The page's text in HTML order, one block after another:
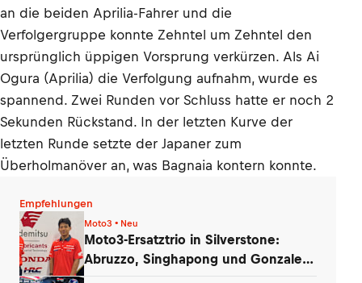
an die beiden Aprilia-Fahrer und die
Verfolgergruppe konnte Zehntel um Zehntel den
ursprünglich üppigen Vorsprung verkürzen. Als Ai
Ogura (Aprilia) die Verfolgung aufnahm, wurde es
spannend. Zwei Runden vor Schluss hatte er noch 2
Sekunden Rückstand. In der letzten Kurve der
letzten Runde setzte der Japaner zum
Überholmanöver an, was Bagnaia kontern konnte.
Empfehlungen
Moto3 • Neu
Moto3-Ersatztrio in Silverstone:
Abruzzo, Singhapong und Gonzalez